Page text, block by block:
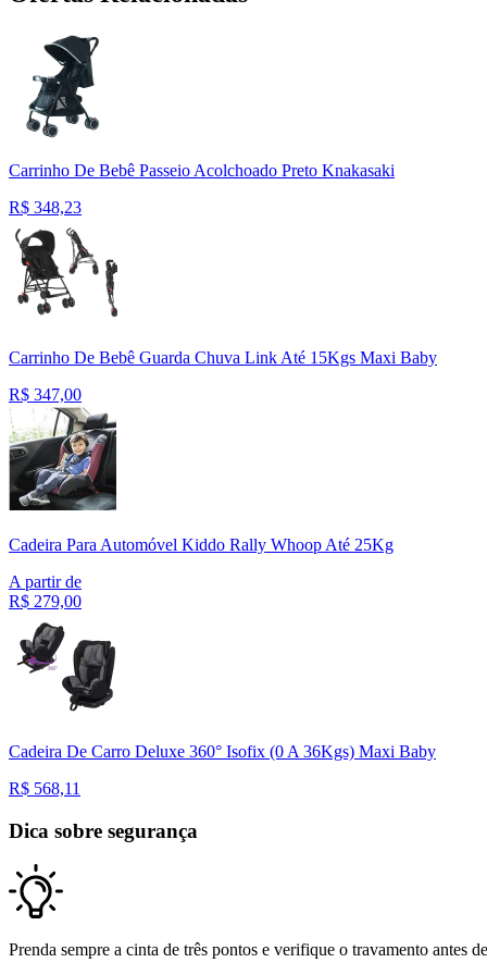
Carrinho De Bebê Passeio Acolchoado Preto Knakasaki
R$ 348,23
Carrinho De Bebê Guarda Chuva Link Até 15Kgs Maxi Baby
R$ 347,00
Cadeira Para Automóvel Kiddo Rally Whoop Até 25Kg
A partir de
R$ 279,00
Cadeira De Carro Deluxe 360° Isofix (0 A 36Kgs) Maxi Baby
R$ 568,11
Dica sobre segurança
Prenda sempre a cinta de três pontos e verifique o travamento antes